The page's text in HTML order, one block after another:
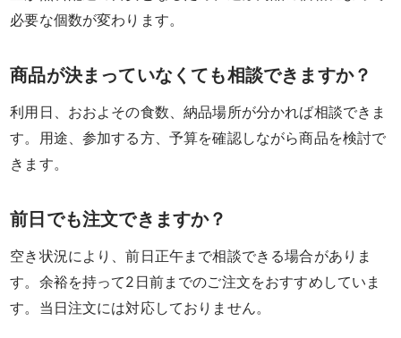
弁
当
季
事
弁
当
必要な個数が変わります。
商品が決まっていなくても相談できますか？
利用日、おおよその食数、納品場所が分かれば相談できま
す。用途、参加する方、予算を確認しながら商品を検討で
きます。
前日でも注文できますか？
空き状況により、前日正午まで相談できる場合がありま
す。余裕を持って2日前までのご注文をおすすめしていま
す。当日注文には対応しておりません。